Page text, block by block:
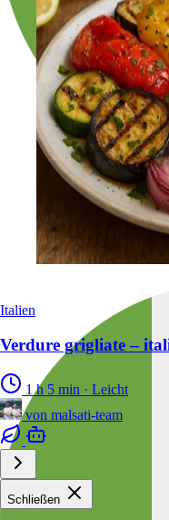
Italien
Verdure grigliate –
1 h 5 min · Leicht
von malsati-team
Schließen